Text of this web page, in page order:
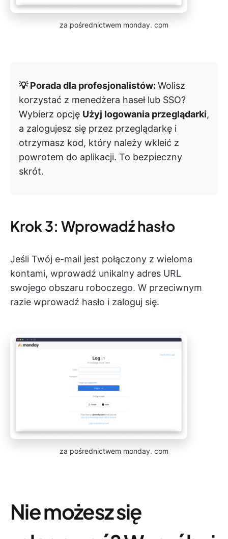
za pośrednictwem monday. com
💡 Porada dla profesjonalistów: Wolisz
korzystać z menedżera haseł lub SSO?
Wybierz opcję Użyj logowania przeglądarki,
a zalogujesz się przez przeglądarkę i
otrzymasz kod, który należy wkleić z
powrotem do aplikacji. To bezpieczny
skrót.
Krok 3: Wprowadź hasło
Jeśli Twój e-mail jest połączony z wieloma
kontami, wprowadź unikalny adres URL
swojego obszaru roboczego. W przeciwnym
razie wprowadź hasło i zaloguj się.
za pośrednictwem monday. com
Nie możesz się